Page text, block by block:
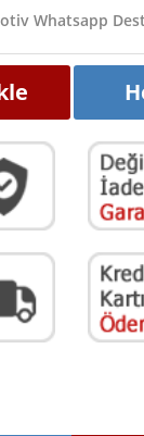
Whatsapp